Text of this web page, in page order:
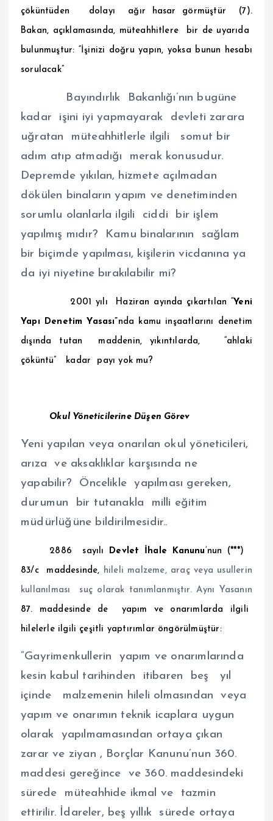
çöküntüden dolayı ağır hasar görmüştür (7).
Bakan, açıklamasında, müteahhitlere bir de uyarıda
bulunmuştur: “İşinizi doğru yapın, yoksa bunun hesabı
sorulacak”
Bayındırlık Bakanlığı’nın bugüne
kadar işini iyi yapmayarak devleti zarara
uğratan müteahhitlerle ilgili somut bir
adım atıp atmadığı merak konusudur.
Depremde yıkılan, hizmete açılmadan
dökülen binaların yapım ve denetiminden
sorumlu olanlarla ilgili ciddi bir işlem
yapılmış mıdır? Kamu binalarının sağlam
bir biçimde yapılması, kişilerin vicdanına ya
da iyi niyetine bırakılabilir mi?
2001 yılı Haziran ayında çıkartılan “Yeni
Yapı Denetim Yasası”nda kamu inşaatlarını denetim
dışında tutan maddenin, yıkıntılarda, “ahlaki
çöküntü” kadar payı yok mu?
Okul Yöneticilerine Düşen Görev
Yeni yapılan veya onarılan okul yöneticileri,
arıza ve aksaklıklar karşısında ne
yapabilir? Öncelikle yapılması gereken,
durumun bir tutanakla milli eğitim
müdürlüğüne bildirilmesidir..
2886 sayılı Devlet İhale Kanunu ’nun (***)
83/c maddesinde, hileli malzeme, araç veya usullerin
kullanılması suç olarak tanımlanmıştır. Aynı Yasanın
87. maddesinde de yapım ve onarımlarda ilgili
hilelerle ilgili çeşitli yaptırımlar öngörülmüştür:
“Gayrimenkullerin yapım ve onarımlarında
kesin kabul tarihinden itibaren beş yıl
içinde malzemenin hileli olmasından veya
yapım ve onarımın teknik icaplara uygun
olarak yapılmamasından ortaya çıkan
zarar ve ziyan , Borçlar Kanunu’nun 360.
maddesi gereğince ve 360. maddesindeki
sürede müteahhide ikmal ve tazmin
ettirilir. İdareler, beş yıllık sürede ortaya